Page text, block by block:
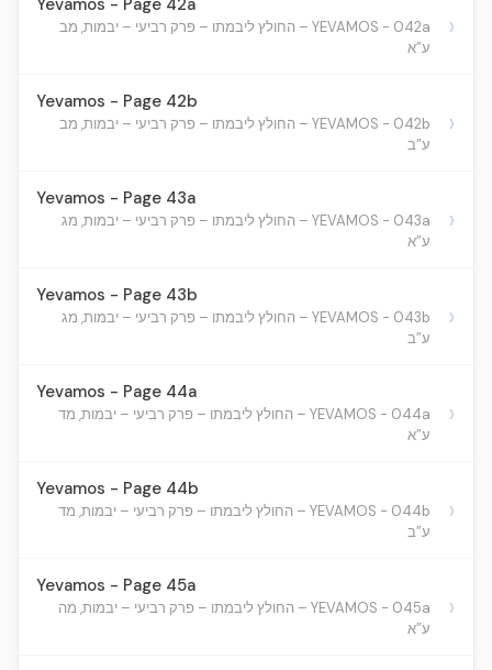
Yevamos - Page 42a
YEVAMOS - 042a – החולץ ליבמתו – פרק רביעי – יבמות, מב
ע”א
›
Yevamos - Page 42b
YEVAMOS - 042b – החולץ ליבמתו – פרק רביעי – יבמות, מב
ע”ב
›
Yevamos - Page 43a
YEVAMOS - 043a – החולץ ליבמתו – פרק רביעי – יבמות, מג
ע”א
›
Yevamos - Page 43b
YEVAMOS - 043b – החולץ ליבמתו – פרק רביעי – יבמות, מג
ע”ב
›
Yevamos - Page 44a
YEVAMOS - 044a – החולץ ליבמתו – פרק רביעי – יבמות, מד
ע”א
›
Yevamos - Page 44b
YEVAMOS - 044b – החולץ ליבמתו – פרק רביעי – יבמות, מד
ע”ב
›
Yevamos - Page 45a
YEVAMOS - 045a – החולץ ליבמתו – פרק רביעי – יבמות, מה
ע”א
›